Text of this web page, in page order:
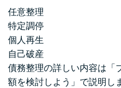
任意整理
特定調停
個人再生
自己破産
債務整理の詳しい内容は「
額を検討しよう」で説明し